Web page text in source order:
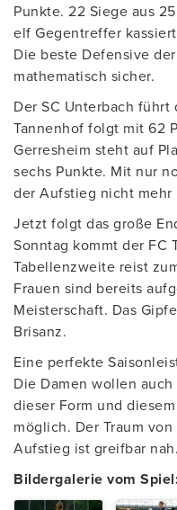
Punkte. 22 Siege aus
elf Gegentreffer
Die beste Defensive
mathematisch sicher.
Der SC Unterbach führt
Tannenhof folgt mit 62
Gerresheim steht auf
sechs Punkte. Mit nur
der Aufstieg nicht mehr
Jetzt folgt das große
Sonntag kommt der FC
Tabellenzweite reist
Frauen sind bereits
Meisterschaft. Das
Brisanz.
Eine perfekte
Die Damen wollen
dieser Form und
möglich. Der Traum
Aufstieg ist greifbar nah.
Bildergalerie vom